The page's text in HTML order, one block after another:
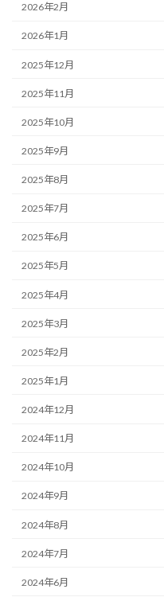
2026年2月
2026年1月
2025年12月
2025年11月
2025年10月
2025年9月
2025年8月
2025年7月
2025年6月
2025年5月
2025年4月
2025年3月
2025年2月
2025年1月
2024年12月
2024年11月
2024年10月
2024年9月
2024年8月
2024年7月
2024年6月